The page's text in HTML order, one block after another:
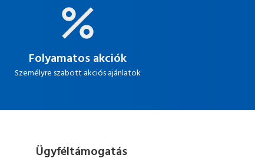
Folyamatos akciók
Személyre szabott akciós ajánlatok
Ügyféltámogatás